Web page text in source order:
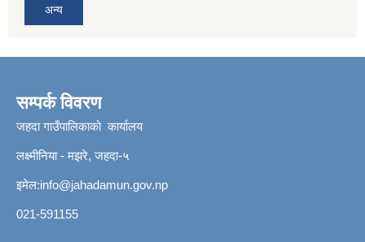
अन्य
सम्पर्क विवरण
जहदा गाउँपालिकाको कार्यालय
लक्ष्मीनिया - मझरे, जहदा-५
इमेल:info@jahadamun.gov.np
021-591155